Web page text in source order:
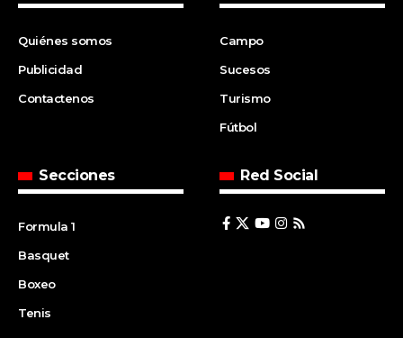
Quiénes somos
Publicidad
Contactenos
Campo
Sucesos
Turismo
Fútbol
Secciones
Formula 1
Basquet
Boxeo
Tenis
Red Social